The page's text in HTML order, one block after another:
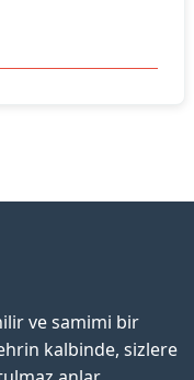
ve samimi bir
kalbinde, sizlere